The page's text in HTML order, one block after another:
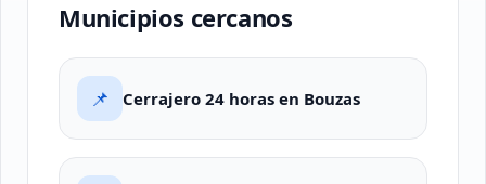
Municipios cercanos
📌 Cerrajero 24 horas en Bouzas